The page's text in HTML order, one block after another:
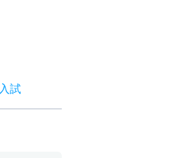
入試